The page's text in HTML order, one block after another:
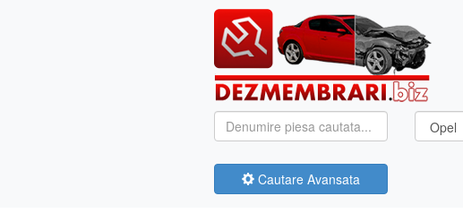
Cautare Avansata